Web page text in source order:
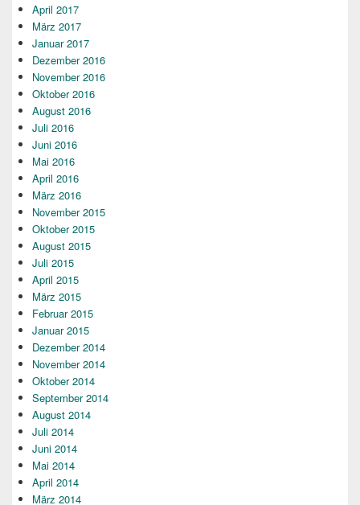
April 2017
März 2017
Januar 2017
Dezember 2016
November 2016
Oktober 2016
August 2016
Juli 2016
Juni 2016
Mai 2016
April 2016
März 2016
November 2015
Oktober 2015
August 2015
Juli 2015
April 2015
März 2015
Februar 2015
Januar 2015
Dezember 2014
November 2014
Oktober 2014
September 2014
August 2014
Juli 2014
Juni 2014
Mai 2014
April 2014
März 2014